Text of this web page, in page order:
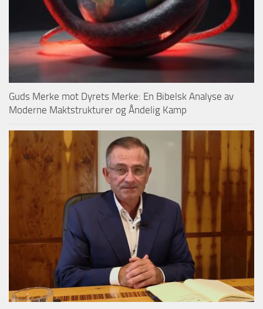
Guds Merke mot Dyrets Merke: En Bibelsk Analyse av
Moderne Maktstrukturer og Åndelig Kamp